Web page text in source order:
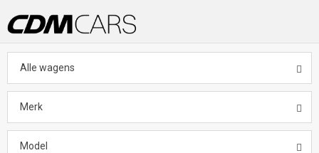
Alle wagens
Merk
Model